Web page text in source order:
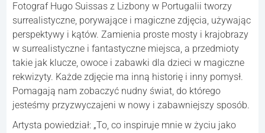
Fotograf Hugo Suissas z Lizbony w Portugalii tworzy
surrealistyczne, porywające i magiczne zdjęcia, używając
perspektywy i kątów. Zamienia proste mosty i krajobrazy
w surrealistyczne i fantastyczne miejsca, a przedmioty
takie jak klucze, owoce i zabawki dla dzieci w magiczne
rekwizyty. Każde zdjęcie ma inną historię i inny pomysł.
Pomagają nam zobaczyć nudny świat, do którego
jesteśmy przyzwyczajeni w nowy i zabawniejszy sposób.
Artysta powiedział: „To, co inspiruje mnie w życiu jako